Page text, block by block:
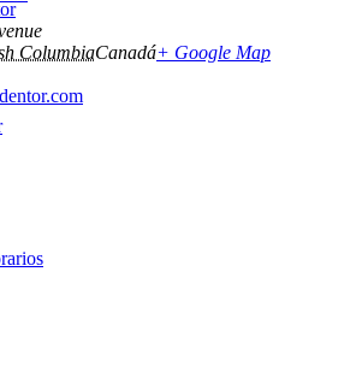
ColumbiaCanadá+ Google Map